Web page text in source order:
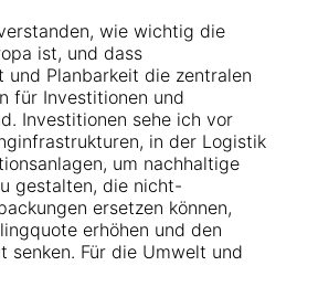
wie wichtig die
ist, und dass
und Planbarkeit die zentralen
für Investitionen und
Investitionen sehe ich vor
in der Logistik
um nachhaltige
gestalten, die nicht-
ersetzen können,
erhöhen und den
senken. Für die Umwelt und